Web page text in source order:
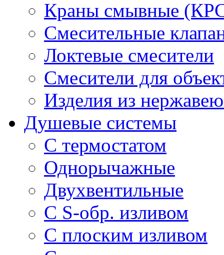
Краны смывные
Смесительные
Локтевые смесители
Смесители для
Изделия из
Душевые системы
С термостатом
Однорычажные
Двухвентильные
С S-обр. изливом
С плоским изливом